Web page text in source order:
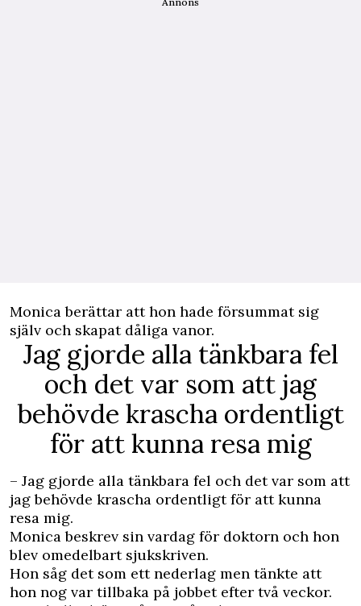
Monica berättar att hon hade försummat sig
själv och skapat dåliga vanor.
Jag gjorde alla tänkbara fel
och det var som att jag
behövde krascha ordentligt
för att kunna resa mig
– Jag gjorde alla tänkbara fel och det var som att
jag behövde krascha ordentligt för att kunna
resa mig.
Monica beskrev sin vardag för doktorn och hon
blev omedelbart sjukskriven.
Hon såg det som ett nederlag men tänkte att
hon nog var tillbaka på jobbet efter två veckor.